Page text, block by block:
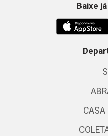
Baixe
CASA